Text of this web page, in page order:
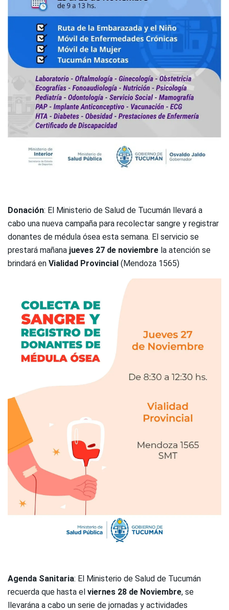
Donación: El Ministerio de Salud de Tucumán llevará a
cabo una nueva campaña para recolectar sangre y registrar
donantes de médula ósea esta semana. El servicio se
prestará mañana jueves 27 de noviembre la atención se
brindará en Vialidad Provincial (Mendoza 1565)
Agenda Sanitaria: El Ministerio de Salud de Tucumán
recuerda que hasta el viernes 28 de Noviembre, se
llevarána a cabo un serie de jornadas y actividades